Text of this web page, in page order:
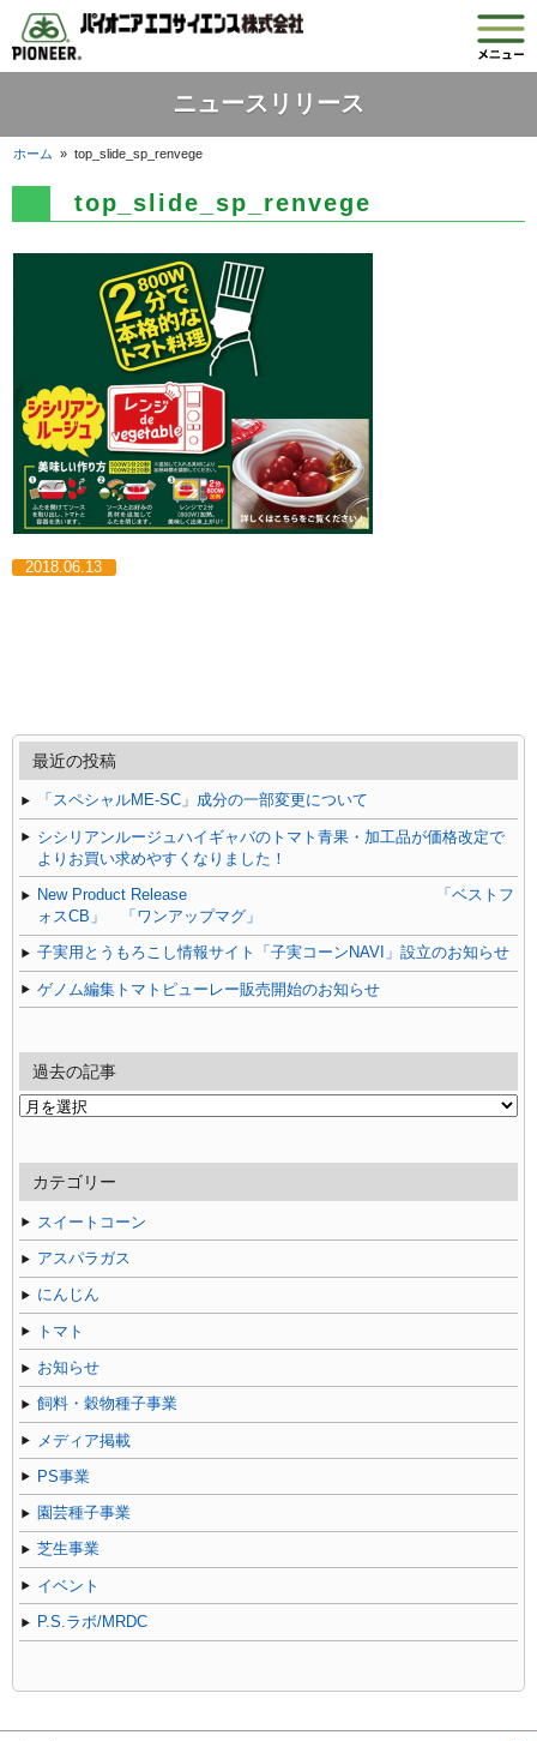
ニュースリリース
ホーム »top_slide_sp_renvege
top_slide_sp_renvege
2018.06.13
最近の投稿
「スペシャルME-SC」成分の一部変更について
シシリアンルージュハイギャバのトマト青果・加工品が価格改定で
よりお買い求めやすくなりました！
New Product Release 「ベストフ
ォスCB」 「ワンアップマグ」
子実用とうもろこし情報サイト「子実コーンNAVI」設立のお知らせ
ゲノム編集トマトピューレー販売開始のお知らせ
過去の記事
過
記
事
カテゴリー
スイートコーン
アスパラガス
にんじん
トマト
お知らせ
飼料・穀物種子事業
メディア掲載
PS事業
園芸種子事業
芝生事業
イベント
P.S.ラボ/MRDC